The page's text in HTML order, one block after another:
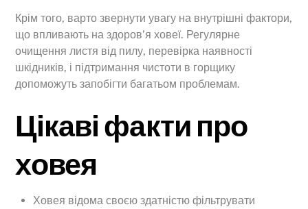
Крім того, варто звернути увагу на внутрішні фактори,
що впливають на здоров’я ховеї. Регулярне
очищення листя від пилу, перевірка наявності
шкідників, і підтримання чистоти в горщику
допоможуть запобігти багатьом проблемам.
Цікаві факти про
ховея
Ховея відома своєю здатністю фільтрувати